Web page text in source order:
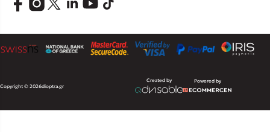
Copyright © 2026dioptra.gr
Created by Powered by